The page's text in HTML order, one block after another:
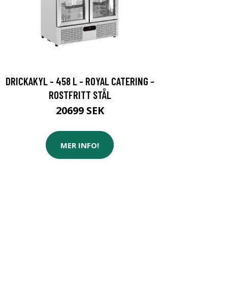
DRICKAKYL - 458 L - ROYAL CATERING -
ROSTFRITT STÅL
20699 SEK
MER INFO!